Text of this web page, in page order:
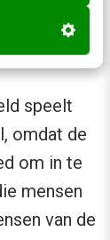
speelt
omdat de
om in te
mensen
van de